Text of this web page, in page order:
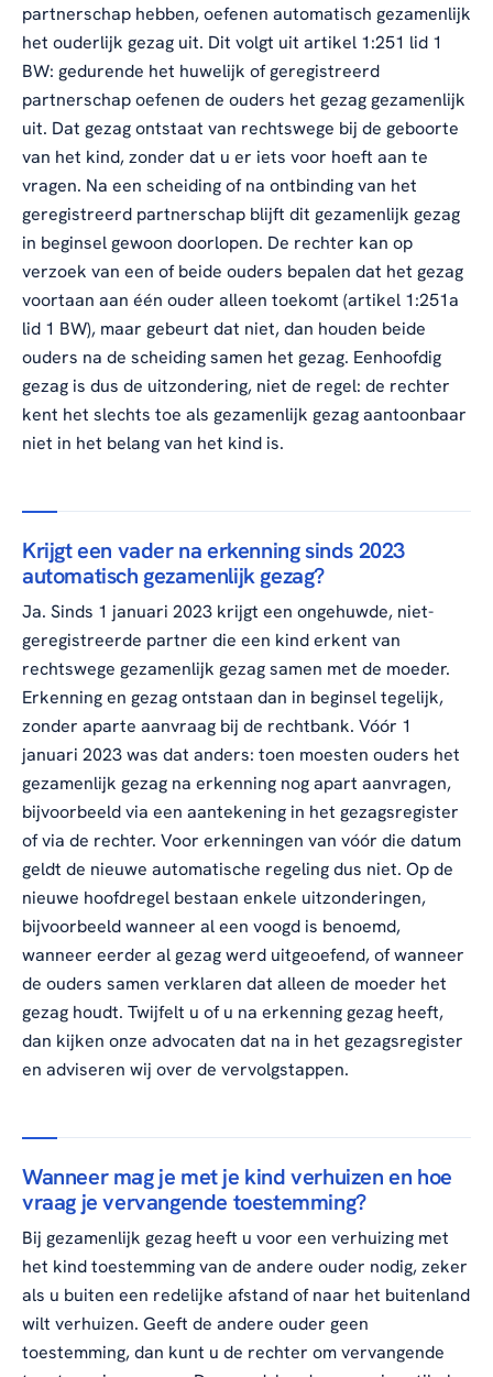
partnerschap hebben, oefenen automatisch gezamenlijk
het ouderlijk gezag uit. Dit volgt uit artikel 1:251 lid 1
BW: gedurende het huwelijk of geregistreerd
partnerschap oefenen de ouders het gezag gezamenlijk
uit. Dat gezag ontstaat van rechtswege bij de geboorte
van het kind, zonder dat u er iets voor hoeft aan te
vragen. Na een scheiding of na ontbinding van het
geregistreerd partnerschap blijft dit gezamenlijk gezag
in beginsel gewoon doorlopen. De rechter kan op
verzoek van een of beide ouders bepalen dat het gezag
voortaan aan één ouder alleen toekomt (artikel 1:251a
lid 1 BW), maar gebeurt dat niet, dan houden beide
ouders na de scheiding samen het gezag. Eenhoofdig
gezag is dus de uitzondering, niet de regel: de rechter
kent het slechts toe als gezamenlijk gezag aantoonbaar
niet in het belang van het kind is.
Krijgt een vader na erkenning sinds 2023
automatisch gezamenlijk gezag?
Ja. Sinds 1 januari 2023 krijgt een ongehuwde, niet-
geregistreerde partner die een kind erkent van
rechtswege gezamenlijk gezag samen met de moeder.
Erkenning en gezag ontstaan dan in beginsel tegelijk,
zonder aparte aanvraag bij de rechtbank. Vóór 1
januari 2023 was dat anders: toen moesten ouders het
gezamenlijk gezag na erkenning nog apart aanvragen,
bijvoorbeeld via een aantekening in het gezagsregister
of via de rechter. Voor erkenningen van vóór die datum
geldt de nieuwe automatische regeling dus niet. Op de
nieuwe hoofdregel bestaan enkele uitzonderingen,
bijvoorbeeld wanneer al een voogd is benoemd,
wanneer eerder al gezag werd uitgeoefend, of wanneer
de ouders samen verklaren dat alleen de moeder het
gezag houdt. Twijfelt u of u na erkenning gezag heeft,
dan kijken onze advocaten dat na in het gezagsregister
en adviseren wij over de vervolgstappen.
Wanneer mag je met je kind verhuizen en hoe
vraag je vervangende toestemming?
Bij gezamenlijk gezag heeft u voor een verhuizing met
het kind toestemming van de andere ouder nodig, zeker
als u buiten een redelijke afstand of naar het buitenland
wilt verhuizen. Geeft de andere ouder geen
toestemming, dan kunt u de rechter om vervangende